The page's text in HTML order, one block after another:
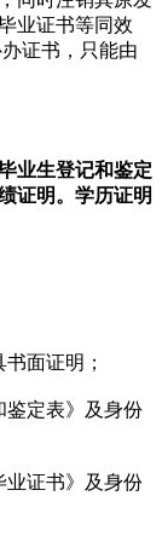
业证书等同效
证书，只能由
业生登记和鉴定
证明。学历证明
面证明；
鉴定表》及身份
业证书》及身份